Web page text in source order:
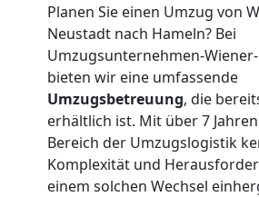
Planen Sie einen Umzug von
Neustadt nach Hameln? Bei
Umzugsunternehmen-
bieten wir eine umfassende
Umzugsbetreuung, die
erhältlich ist. Mit über 7
Bereich der Umzugslogistik
Komplexität und
einem solchen Wechsel